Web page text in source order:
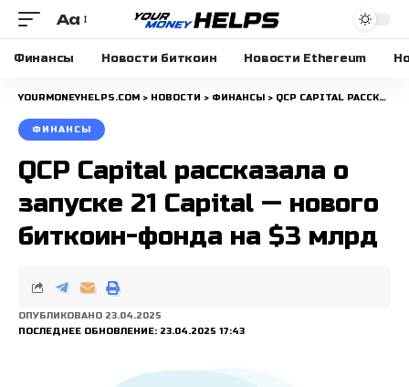
Размера
шрифта
Aa
Финансы Новости биткоин Новости Ethereum
YOURMONEYHELPS.COM > НОВОСТИ > ФИНАНСЫ > QCP CAPITAL РАССКАЗАЛА О ЗАПУСКЕ 21 CAPITAL — НОВОГО БИТКОИН-ФОНДА НА $3 МЛРД
ФИНАНСЫ
QCP Capital рассказала о
запуске 21 Capital — нового
биткоин-фонда на $3 млрд
ПОСЛЕДНЕЕ ОБНОВЛЕНИЕ: 23.04.2025 17:43
ОПУБЛИКОВАНО 23.04.2025